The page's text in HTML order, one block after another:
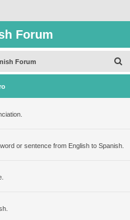
Forum
Forum
u
or sentence from English to Spanish.